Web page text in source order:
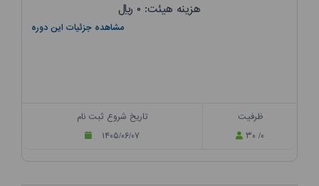
هزینه هیئت: ۰
ریال
مشاهده جزئیات این دوره
تاریخ شروع ثبت نام
۱۴۰۵/۰۶/۰۷
ظرفیت
۳۰ /۰